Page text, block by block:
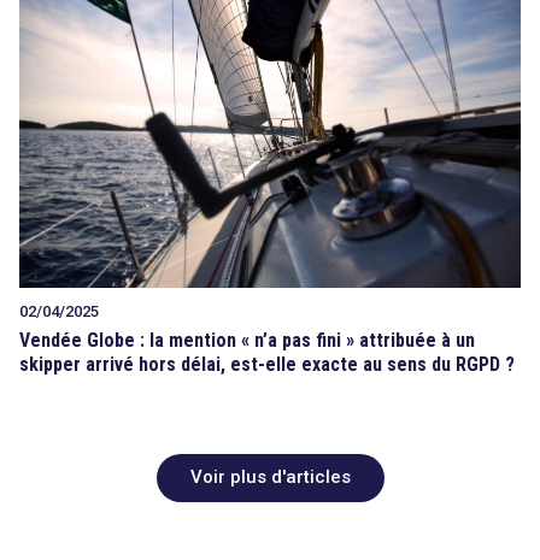
02/04/2025
Vendée Globe : la mention « n’a pas fini » attribuée à un
skipper arrivé hors délai, est-elle exacte au sens du RGPD ?
Voir plus d'articles